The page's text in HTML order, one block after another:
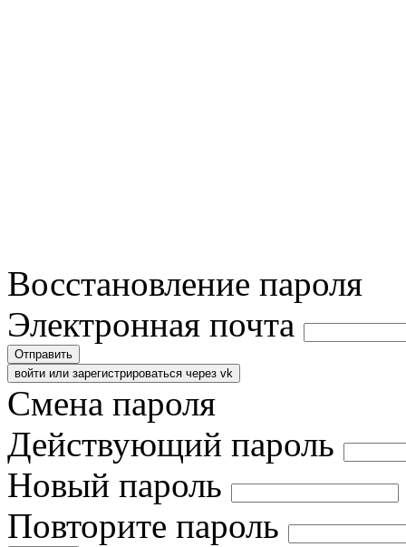
Восстановление пароля
Электронная почта
Отправить
войти или зарегистрироваться через vk
Смена пароля
Действующий пароль
Новый пароль
Повторите пароль